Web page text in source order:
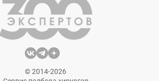
© 2014-2026